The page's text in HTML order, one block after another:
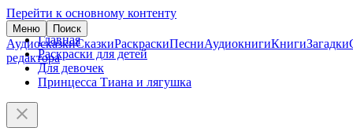
Перейти к основному контенту
Меню Поиск
АудиосказкиСказкиРаскраскиПесниАудиокнигиКнигиЗагадки
редактора
Главная
Раскраски для детей
Для девочек
Принцесса Тиана и лягушка